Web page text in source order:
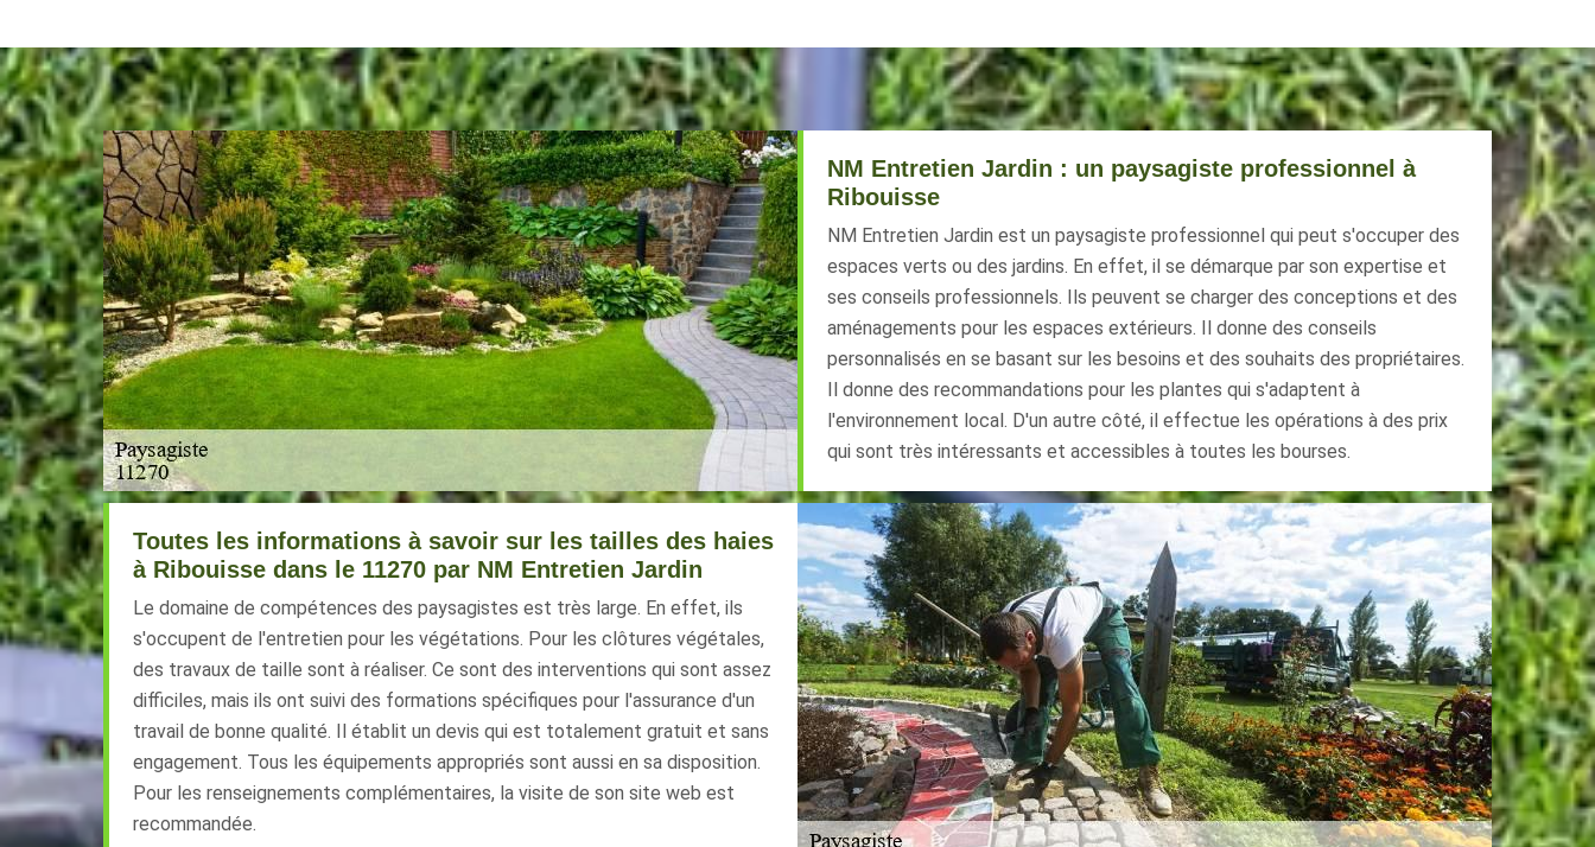
NM Entretien Jardin : un paysagiste professionnel à
Ribouisse
NM Entretien Jardin est un paysagiste professionnel qui peut s'occuper des
espaces verts ou des jardins. En effet, il se démarque par son expertise et
ses conseils professionnels. Ils peuvent se charger des conceptions et des
aménagements pour les espaces extérieurs. Il donne des conseils
personnalisés en se basant sur les besoins et des souhaits des propriétaires.
Il donne des recommandations pour les plantes qui s'adaptent à
l'environnement local. D'un autre côté, il effectue les opérations à des prix
qui sont très intéressants et accessibles à toutes les bourses.
Toutes les informations à savoir sur les tailles des haies
à Ribouisse dans le 11270 par NM Entretien Jardin
Le domaine de compétences des paysagistes est très large. En effet, ils
s'occupent de l'entretien pour les végétations. Pour les clôtures végétales,
des travaux de taille sont à réaliser. Ce sont des interventions qui sont assez
difficiles, mais ils ont suivi des formations spécifiques pour l'assurance d'un
travail de bonne qualité. Il établit un devis qui est totalement gratuit et sans
engagement. Tous les équipements appropriés sont aussi en sa disposition.
Pour les renseignements complémentaires, la visite de son site web est
recommandée.